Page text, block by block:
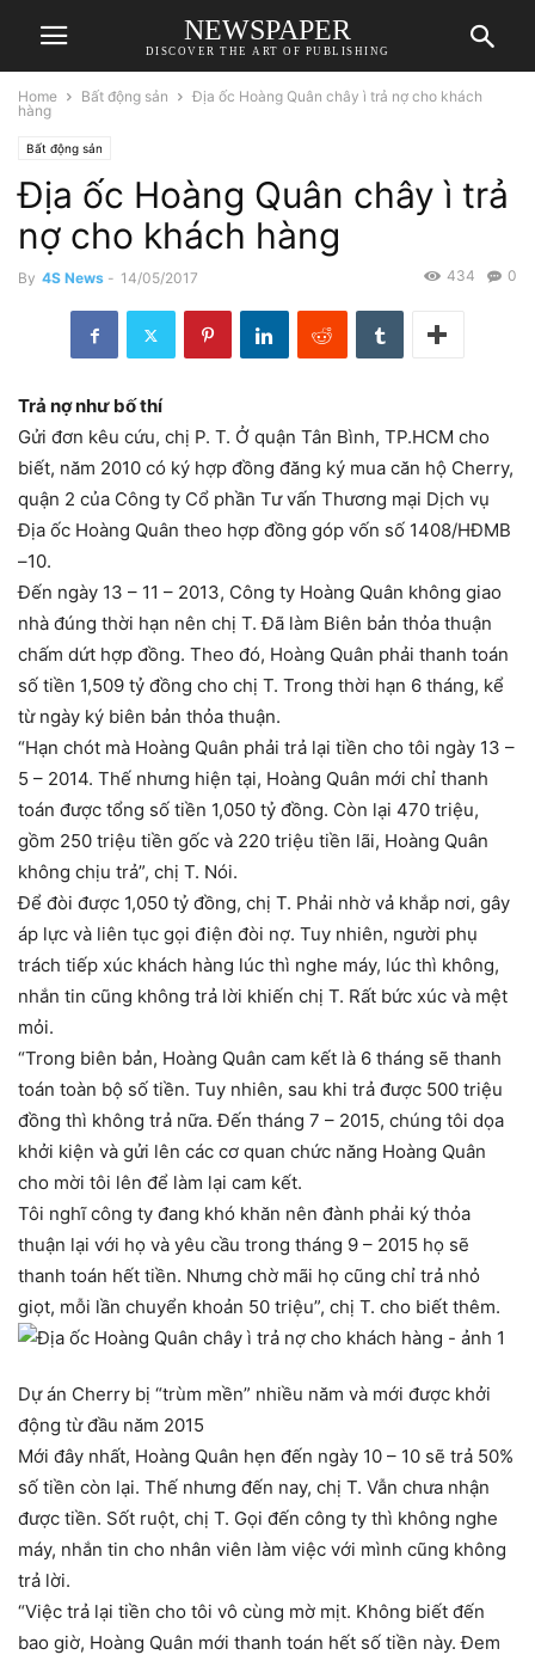
NEWSPAPER
DISCOVER THE ART OF PUBLISHING
Home Bất động sản
Địa ốc Hoàng Quân chây ì trả nợ cho khách
hàng
Bất động sản
Địa ốc Hoàng Quân chây ì trả
nợ cho khách hàng
By 4S News - 14/05/2017 0
434
Trả nợ như bố thí
Gửi đơn kêu cứu, chị P. T. Ở quận Tân Bình, TP.HCM cho
biết, năm 2010 có ký hợp đồng đăng ký mua căn hộ Cherry,
quận 2 của Công ty Cổ phần Tư vấn Thương mại Dịch vụ
Địa ốc Hoàng Quân theo hợp đồng góp vốn số 1408/HĐMB
–10.
Đến ngày 13 – 11 – 2013, Công ty Hoàng Quân không giao
nhà đúng thời hạn nên chị T. Đã làm Biên bản thỏa thuận
chấm dứt hợp đồng. Theo đó, Hoàng Quân phải thanh toán
số tiền 1,509 tỷ đồng cho chị T. Trong thời hạn 6 tháng, kể
từ ngày ký biên bản thỏa thuận.
“Hạn chót mà Hoàng Quân phải trả lại tiền cho tôi ngày 13 –
5 – 2014. Thế nhưng hiện tại, Hoàng Quân mới chỉ thanh
toán được tổng số tiền 1,050 tỷ đồng. Còn lại 470 triệu,
gồm 250 triệu tiền gốc và 220 triệu tiền lãi, Hoàng Quân
không chịu trả”, chị T. Nói.
Để đòi được 1,050 tỷ đồng, chị T. Phải nhờ vả khắp nơi, gây
áp lực và liên tục gọi điện đòi nợ. Tuy nhiên, người phụ
trách tiếp xúc khách hàng lúc thì nghe máy, lúc thì không,
nhắn tin cũng không trả lời khiến chị T. Rất bức xúc và mệt
mỏi.
“Trong biên bản, Hoàng Quân cam kết là 6 tháng sẽ thanh
toán toàn bộ số tiền. Tuy nhiên, sau khi trả được 500 triệu
đồng thì không trả nữa. Đến tháng 7 – 2015, chúng tôi dọa
khởi kiện và gửi lên các cơ quan chức năng Hoàng Quân
cho mời tôi lên để làm lại cam kết.
Tôi nghĩ công ty đang khó khăn nên đành phải ký thỏa
thuận lại với họ và yêu cầu trong tháng 9 – 2015 họ sẽ
thanh toán hết tiền. Nhưng chờ mãi họ cũng chỉ trả nhỏ
giọt, mỗi lần chuyển khoản 50 triệu”, chị T. cho biết thêm.
Dự án Cherry bị “trùm mền” nhiều năm và mới được khởi
động từ đầu năm 2015
Mới đây nhất, Hoàng Quân hẹn đến ngày 10 – 10 sẽ trả 50%
số tiền còn lại. Thế nhưng đến nay, chị T. Vẫn chưa nhận
được tiền. Sốt ruột, chị T. Gọi đến công ty thì không nghe
máy, nhắn tin cho nhân viên làm việc với mình cũng không
trả lời.
“Việc trả lại tiền cho tôi vô cùng mờ mịt. Không biết đến
bao giờ, Hoàng Quân mới thanh toán hết số tiền này. Đem